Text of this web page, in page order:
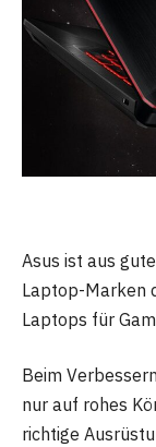
Asus ist aus
Laptop-Marken
Laptops für
Beim
nur auf rohes
richtige